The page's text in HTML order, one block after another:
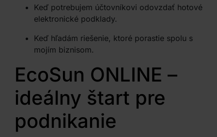
Keď potrebujem účtovníkovi odovzdať hotové
elektronické podklady.
Keď hľadám riešenie, ktoré porastie spolu s
mojím biznisom.
EcoSun ONLINE –
ideálny štart pre
podnikanie